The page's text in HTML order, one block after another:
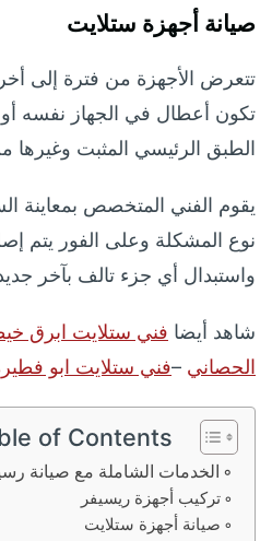
صيانة أجهزة ستلايت
تتعرض الأجهزة من فترة إلى
تكون أعطال في الجهاز نفسه
الطبق الرئيسي المثبت وغيرها
يقوم الفني المتخصص بمعاينة
نوع المشكلة وعلى الفور يتم
واستبدال أي جزء تالف بآخر
شاهد أيضا فني ستلايت ابرق
الحصاني –فني ستلايت ابو
of Contents
الخدمات الشاملة مع صيانة
تركيب أجهزة ريسيفر
صيانة أجهزة ستلايت